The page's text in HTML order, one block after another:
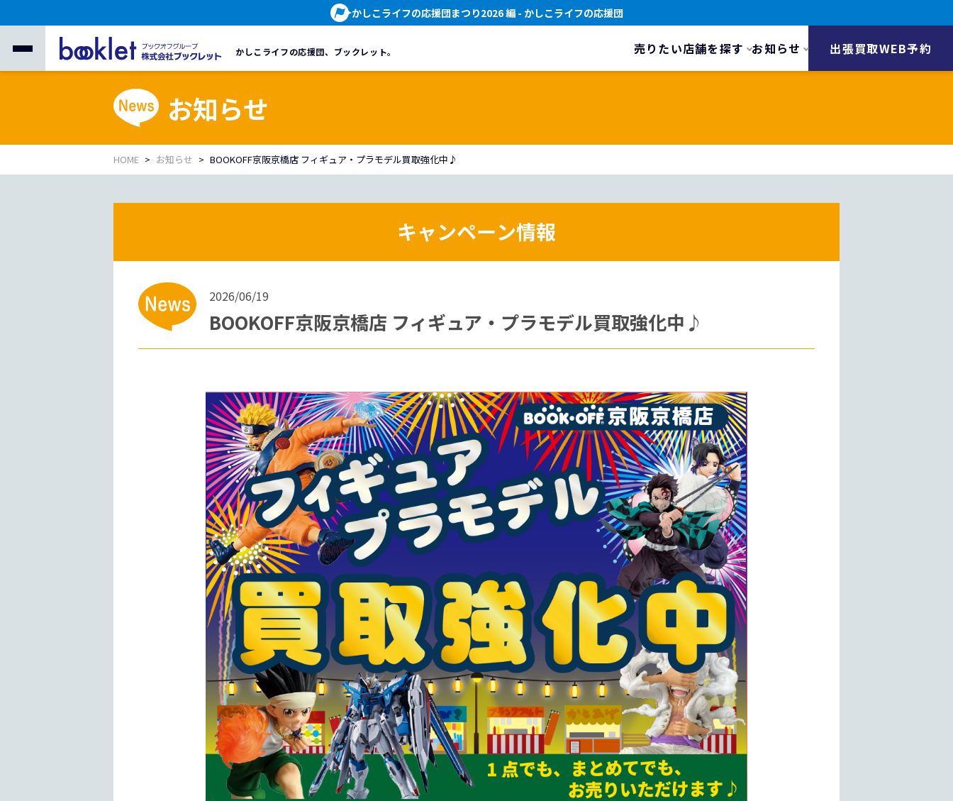
かしこライフの応援団まつり2026 編- かしこライフの応援団
かしこライフの応援団、 ブックレット。 売りたい店舗を探す お知らせ 出張買取WEB予約
お知らせ
HOME お知らせ BOOKOFF京阪京橋店 フィギュア・プラモデル買取強化中♪
2026/06/19
BOOKOFF京阪京橋店 フィギュア・プラモデル買取強化中♪